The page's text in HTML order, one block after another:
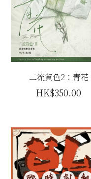
二流貨色2：青花
HK$350.00